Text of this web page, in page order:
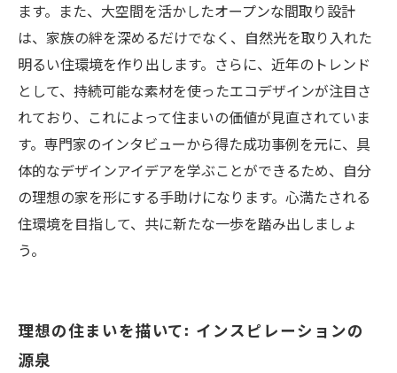
ます。また、大空間を活かしたオープンな間取り設計
は、家族の絆を深めるだけでなく、自然光を取り入れた
明るい住環境を作り出します。さらに、近年のトレンド
として、持続可能な素材を使ったエコデザインが注目さ
れており、これによって住まいの価値が見直されていま
す。専門家のインタビューから得た成功事例を元に、具
体的なデザインアイデアを学ぶことができるため、自分
の理想の家を形にする手助けになります。心満たされる
住環境を目指して、共に新たな一歩を踏み出しましょ
う。
理想の住まいを描いて: インスピレーションの
源泉